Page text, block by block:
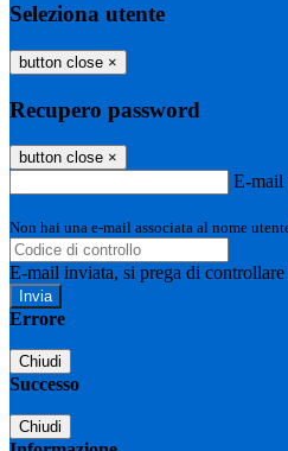
Seleziona utente
button close ×
Recupero password
button close ×
E-mail
Non hai una e-mail associata al nome
E-mail inviata, si prega di
Errore
Chiudi
Successo
Chiudi